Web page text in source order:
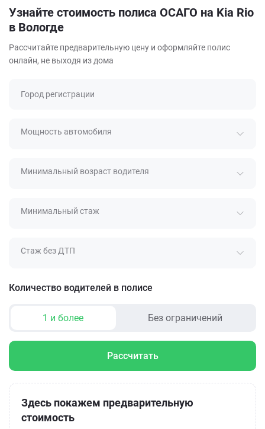
Узнайте стоимость полиса ОСАГО на Kia Rio
в Вологде
Рассчитайте предварительную цену и оформляйте полис
онлайн, не выходя из дома
Город регистрации
Мощность автомобиля
Минимальный возраст водителя
Минимальный стаж
Стаж без ДТП
Количество водителей в полисе
1 и более Без ограничений
Рассчитать
Здесь покажем предварительную
стоимость